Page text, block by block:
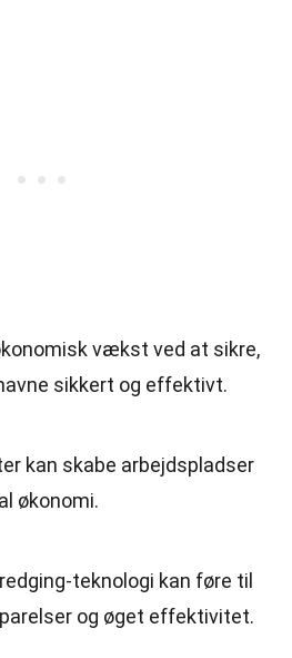
vækst ved at sikre,
sikkert og effektivt.
kan skabe arbejdspladser
økonomi.
teknologi kan føre til
og øget effektivitet.